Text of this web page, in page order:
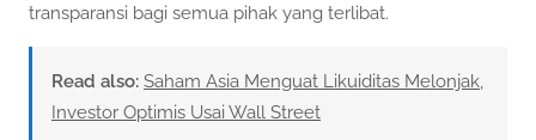
transparansi bagi semua pihak yang terlibat.
Read also: Saham Asia Menguat Likuiditas Melonjak,
Investor Optimis Usai Wall Street